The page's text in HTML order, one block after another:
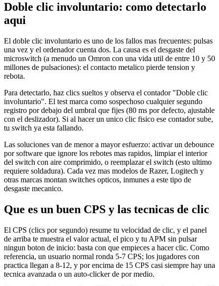
Doble clic involuntario: como detectarlo
aqui
El doble clic involuntario es uno de los fallos mas frecuentes: pulsas
una vez y el ordenador cuenta dos. La causa es el desgaste del
microswitch (a menudo un Omron con una vida util de entre 10 y 50
millones de pulsaciones): el contacto metalico pierde tension y
rebota.
Para detectarlo, haz clics sueltos y observa el contador "Doble clic
involuntario". El test marca como sospechoso cualquier segundo
registro por debajo del umbral que fijes (80 ms por defecto, ajustable
con el deslizador). Si al hacer un unico clic fisico ese contador sube,
tu switch ya esta fallando.
Las soluciones van de menor a mayor esfuerzo: activar un debounce
por software que ignore los rebotes mas rapidos, limpiar el interior
del switch con aire comprimido, o reemplazar el switch (esto ultimo
requiere soldadura). Cada vez mas modelos de Razer, Logitech y
otras marcas montan switches opticos, inmunes a este tipo de
desgaste mecanico.
Que es un buen CPS y las tecnicas de clic
El CPS (clics por segundo) resume tu velocidad de clic, y el panel
de arriba te muestra el valor actual, el pico y tu APM sin pulsar
ningun boton de inicio: basta con que empieces a hacer clic. Como
referencia, un usuario normal ronda 5-7 CPS; los jugadores con
practica llegan a 8-12, y por encima de 15 CPS casi siempre hay una
tecnica avanzada o un auto-clicker de por medio.